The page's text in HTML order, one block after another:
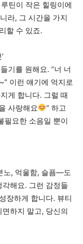
틴이 작은 힐링이에
라, 그 시간을 가지
할 수 있죠.
기를 원해요. “너 너
이런 얘기에 억지로
게 합니다. 그럴 때
사랑해요
” 하고
필요한 소음일 뿐이
노, 억울함, 슬픔—도
해요. 그런 감정들
장하게 합니다. 뷰티
하지 말고, 당신의